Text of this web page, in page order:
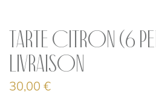
Tarte Citron (6
Livraison
30,00 €